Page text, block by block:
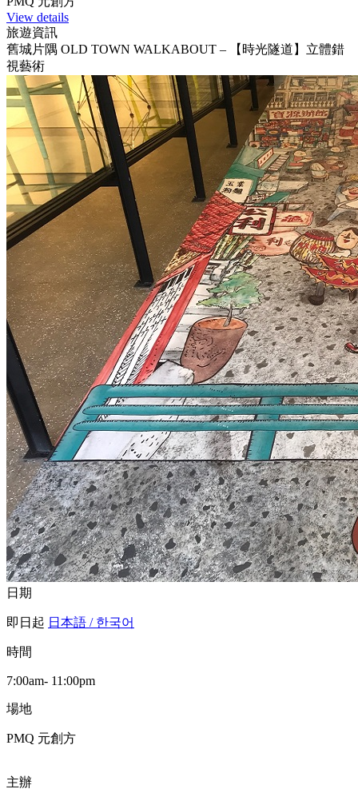
View details
旅遊資訊
舊城片隅 OLD TOWN WALKABOUT – 【時光隧道】立體錯
視藝術
日期
即日起 日本語 / 한국어
時間
7:00am- 11:00pm
場地
PMQ 元創方
主辦